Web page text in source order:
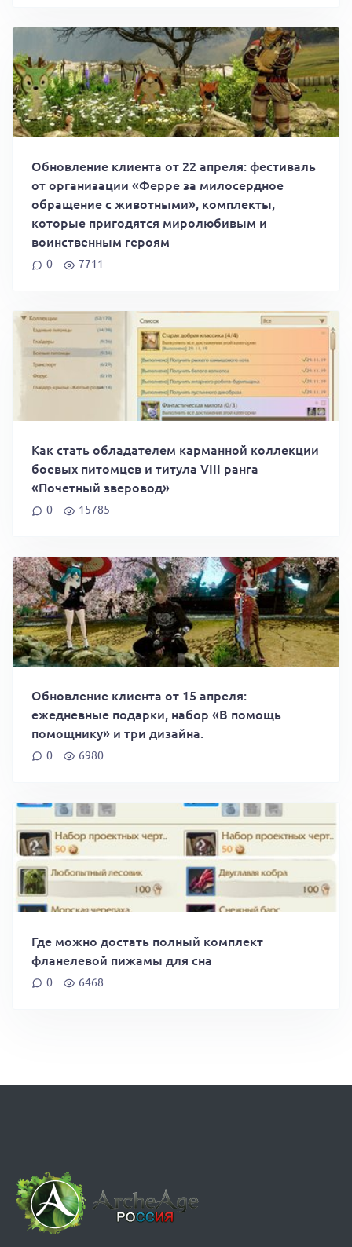
Обновление клиента от 22 апреля: фестиваль
от организации «Ферре за милосердное
обращение с животными», комплекты,
которые пригодятся миролюбивым и
воинственным героям
0 7711
Как стать обладателем карманной коллекции
боевых питомцев и титула VIII ранга
«Почетный зверовод»
0 15785
Обновление клиента от 15 апреля:
ежедневные подарки, набор «В помощь
помощнику» и три дизайна.
0 6980
Где можно достать полный комплект
фланелевой пижамы для сна
0 6468